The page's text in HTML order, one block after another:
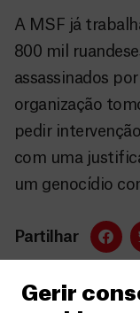
Gerir
A MSF já
800 mil
assassinados
organização
pedir
com uma
um genocídio
Partilhar